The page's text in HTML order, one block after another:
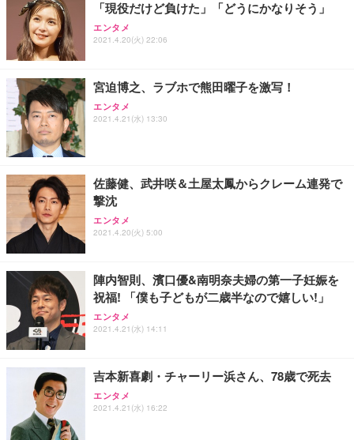
Sezlife オフィスチェア デスクチェア 疲れない テレ
ワーク チェア 強化バックレスト 30度ロッキング機
能 人間工学 椅子 腰サポート 90度跳ね上げ式アーム
務用 おしゃれ パソコンチェア (ブラック)
Sezlife オフィスチェア デスクチェア 疲れない テレ
ワーク チェア 強化バックレスト 30度ロッキング機
務用 おしゃれ パソコンチェア (ホワイト)
ANDWINT オフィスチェア デスクチェア 肘なし メ
ッシュ 通気性 ランバーサポート付き 腰サポート ガ
ス圧無段階昇降 360度回転 キャスター付き コンパク
【純正品】27"ゲーミングモニター DualSense 充電
フック付き（CFI-ZDM1J）
【整備済み品】Dell E2724HS 27インチ 液晶モニタ
ー フルHD（1920×1080）VA 非光沢 HDMI/DisplayP
【MiniLED/24.5inch/280Hz/FHD】GRAPHT THE S
HOOTER Gaming Monitor 24” Essential ゲーミン
グモニター QD 24.5インチ 1ms FHD 量子ドット 残
ネオ・ルーライフ ネオ・オムツ L 中型犬用 26枚入
り 単品
Smart Basic(スマートベーシック) 【Amazon.co.jp
限定】 Smart Basic アイリスオーヤマ ペットシーツ
アイリスオーヤマ ペットシーツ 超厚型 お徳用 レギ
ュラー 200枚入【Amazon.co.jp限定】
「現役だけど負けた」「どうにかなりそう」
エンタメ
2021.4.20(火) 22:06
宮迫博之、ラブホで熊田曜子を激写！
エンタメ
2021.4.21(水) 13:30
佐藤健、武井咲＆土屋太鳳からクレーム連発で
撃沈
エンタメ
2021.4.20(火) 5:00
陣内智則、濱口優&南明奈夫婦の第一子妊娠を
祝福! 「僕も子どもが二歳半なので嬉しい!」
エンタメ
2021.4.21(水) 14:11
吉本新喜劇・チャーリー浜さん、78歳で死去
エンタメ
2021.4.21(水) 16:22